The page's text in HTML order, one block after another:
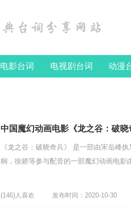
电影台词 电视剧台词 动漫
中国魔幻动画电影《龙之谷：破晓
《龙之谷：破晓奇兵》 是一部由宋岳峰
桐，徐娇等参与配音的一部魔幻动画电影
(146)人喜欢 发布时间：2020-10-30